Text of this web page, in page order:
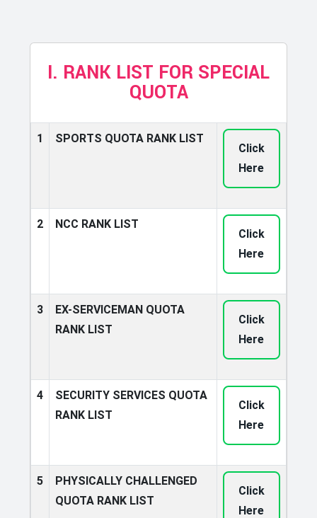
I. RANK LIST FOR SPECIAL
QUOTA
1 SPORTS QUOTA RANK LIST
Click
Here
2 NCC RANK LIST
Click
Here
3
EX-SERVICEMAN QUOTA
RANK LIST
Click
Here
4
SECURITY SERVICES QUOTA
RANK LIST
Click
Here
5
PHYSICALLY CHALLENGED
QUOTA RANK LIST
Click
Here